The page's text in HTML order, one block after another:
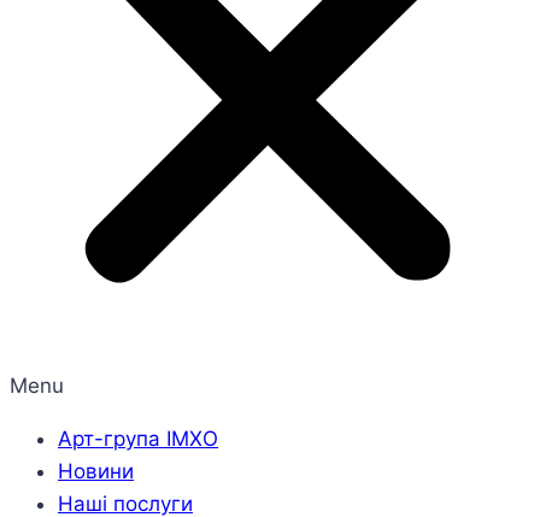
Menu
Арт-група ІМХО
Новини
Наші послуги